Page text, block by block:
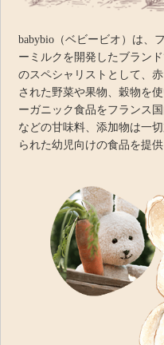
babybio（ベビービオ）は、
ーミルクを開発したブラン
のスペシャリストとして、
された野菜や果物、穀物を
ーガニック食品をフランス
などの甘味料、添加物は一
られた幼児向けの食品を提供